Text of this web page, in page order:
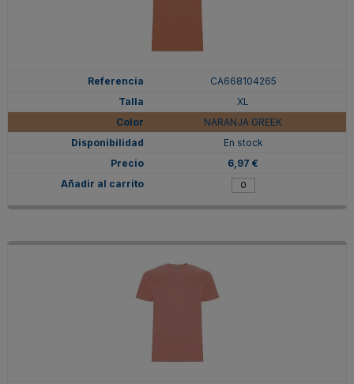
CA668104265
XL
NARANJA GREEK
En stock
6,97 €